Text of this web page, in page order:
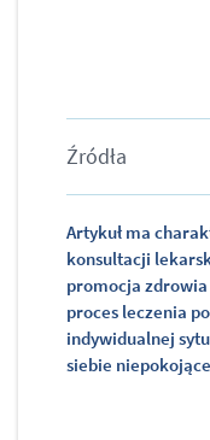
Źródła
Artykuł ma
konsultacji
promocja
proces leczenia
indywidualnej
siebie